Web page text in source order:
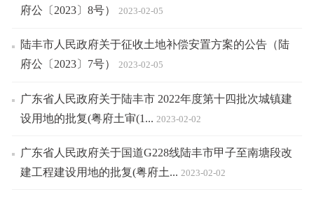
府公〔2023〕8号）
2023-02-05
陆丰市人民政府关于征收土地补偿安置方案的公告（陆
府公〔2023〕7号）
2023-02-05
广东省人民政府关于陆丰市 2022年度第十四批次城镇建
设用地的批复(粤府土审(1... 2023-02-02
广东省人民政府关于国道G228线陆丰市甲子至南塘段改
建工程建设用地的批复(粤府土... 2023-02-02